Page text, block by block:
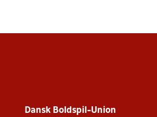
Dansk Boldspil-Union